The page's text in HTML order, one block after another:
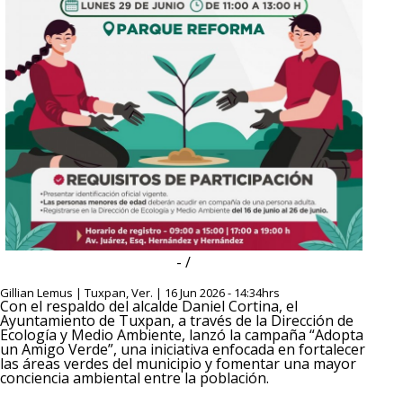
- /
Gillian Lemus | Tuxpan, Ver. | 16 Jun 2026 - 14:34hrs
Con el respaldo del alcalde Daniel Cortina, el
Ayuntamiento de Tuxpan, a través de la Dirección de
Ecología y Medio Ambiente, lanzó la campaña “Adopta
un Amigo Verde”, una iniciativa enfocada en fortalecer
las áreas verdes del municipio y fomentar una mayor
conciencia ambiental entre la población.